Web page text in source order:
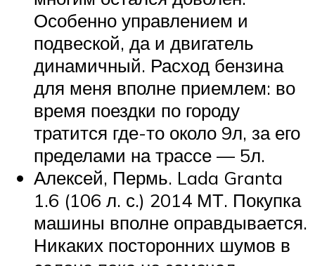
Особенно управлением и
подвеской, да и двигатель
динамичный. Расход бензина
для меня вполне приемлем: во
время поездки по городу
тратится где-то около 9л, за его
пределами на трассе — 5л.
Алексей, Пермь. Lada Granta
1.6 (106 л. с.) 2014 МТ. Покупка
машины вполне оправдывается.
Никаких посторонних шумов в